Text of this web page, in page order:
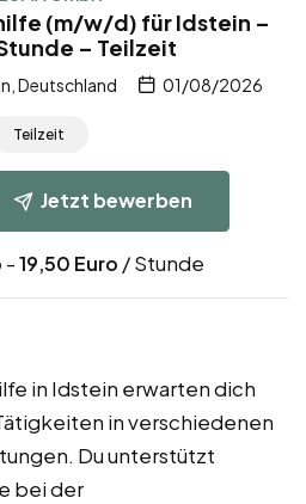
(m/w/d) für Idstein –
– Teilzeit
Deutschland 01/08/2026
Teilzeit
Jetzt bewerben
-19,50 Euro / Stunde
in Idstein erwarten dich
in verschiedenen
Du unterstützt
bei der